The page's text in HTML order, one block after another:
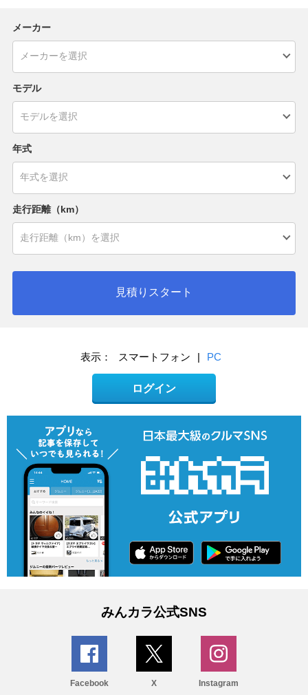
メーカー
モデル
年式
走行距離（km）
見積りスタート
表示： スマートフォン | PC
ログイン
みんカラ公式SNS
Facebook X Instagram